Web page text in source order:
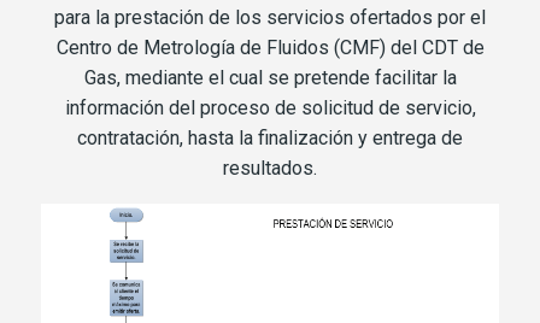
para la prestación de los servicios ofertados por el
Centro de Metrología de Fluidos (CMF) del CDT de
Gas, mediante el cual se pretende facilitar la
información del proceso de solicitud de servicio,
contratación, hasta la finalización y entrega de
resultados.